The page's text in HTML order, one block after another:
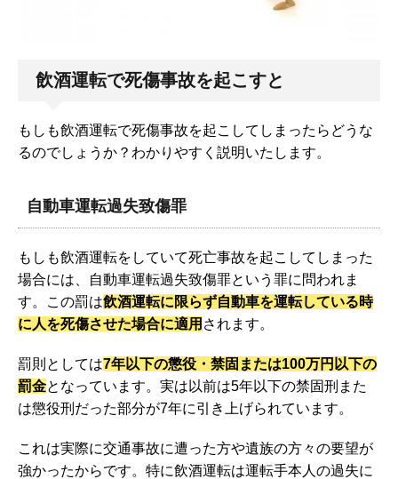
飲酒運転で死傷事故を起こすと
もしも飲酒運転で死傷事故を起こしてしまったらどうな
るのでしょうか？わかりやすく説明いたします。
自動車運転過失致傷罪
もしも飲酒運転をしていて死亡事故を起こしてしまった
場合には、自動車運転過失致傷罪という罪に問われま
す。この罰は飲酒運転に限らず自動車を運転している時
に人を死傷させた場合に適用 されます。
罰則としては7年以下の懲役・禁固または100万円以下の
罰金となっています。実は以前は5年以下の禁固刑また
は懲役刑だった部分が7年に引き上げられています。
これは実際に交通事故に遭った方や遺族の方々の要望が
強かったからです。特に飲酒運転は運転手本人の過失に